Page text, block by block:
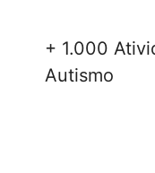
+ 1.000
Autismo